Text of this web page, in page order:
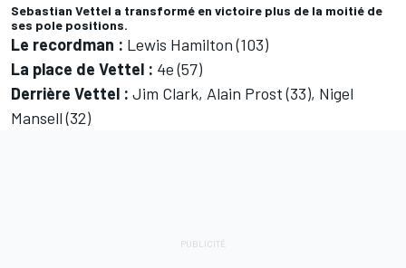
Sebastian Vettel a transformé en victoire plus de la moitié de
ses pole positions.
Le recordman : Lewis Hamilton (103)
La place de Vettel : 4e (57)
Derrière Vettel : Jim Clark, Alain Prost (33), Nigel
Mansell (32)